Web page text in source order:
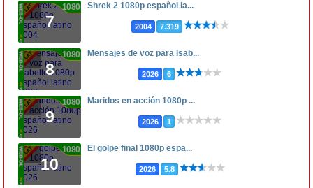
7
1080p Shrek 2 1080p español la...
2004 7.319
8
1080p Mensajes de voz para Isab...
2026 6
9
1080p Maridos en acción 1080p ...
2026 1
10
1080p El golpe final 1080p espa...
2026 5.8